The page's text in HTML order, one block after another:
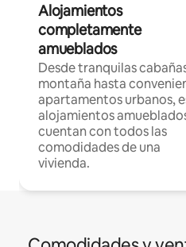
Alojamientos
completamente
amueblados
Desde tranquilas
montaña hasta
apartamentos urbanos,
alojamientos
cuentan con todos las
comodidades de una
vivienda.